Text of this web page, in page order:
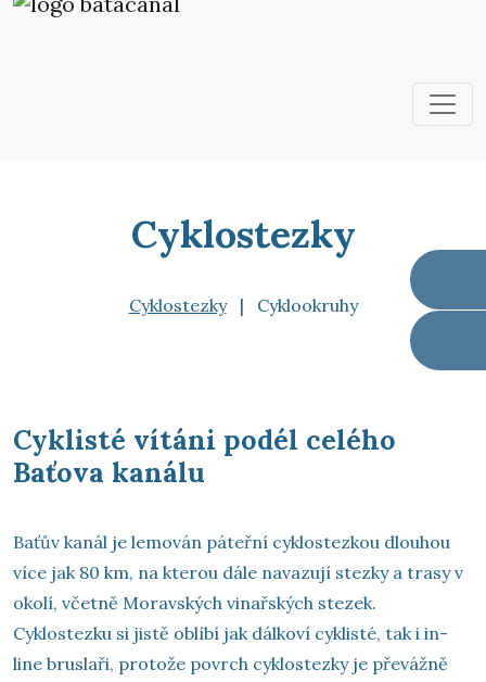
Cyklostezky
Cyklostezky| Cyklookruhy
Cyklisté vítáni podél celého
Baťova kanálu
Baťův kanál je lemován páteřní cyklostezkou dlouhou
více jak 80 km, na kterou dále navazují stezky a trasy v
okolí, včetně Moravských vinařských stezek.
Cyklostezku si jistě oblíbí jak dálkoví cyklisté, tak i in-
line bruslaři, protože povrch cyklostezky je převážně